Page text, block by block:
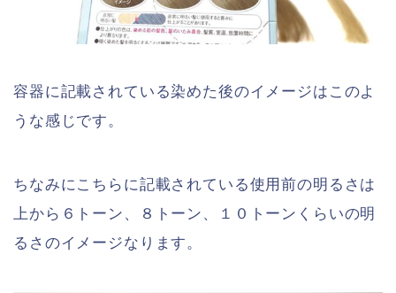
容器に記載されている染めた後のイメージはこのよ
うな感じです。
ちなみにこちらに記載されている使用前の明るさは
上から６トーン、８トーン、１０トーンくらいの明
るさのイメージなります。